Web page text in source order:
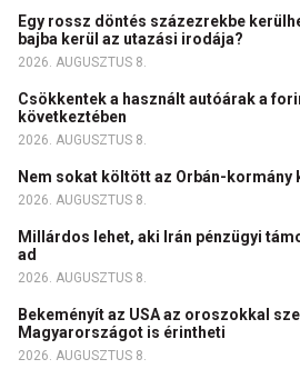
Egy rossz döntés százezrekbe
bajba kerül az utazási irodája?
2026. AUGUSZTUS 8.
Csökkentek a használt autóárak a
következtében
2026. AUGUSZTUS 8.
Nem sokat költött az Orbán-
2026. AUGUSZTUS 8.
Millárdos lehet, aki Irán pénzügyi
ad
2026. AUGUSZTUS 8.
Bekeményít az USA az oroszokkal
Magyarországot is érintheti
2026. AUGUSZTUS 8.